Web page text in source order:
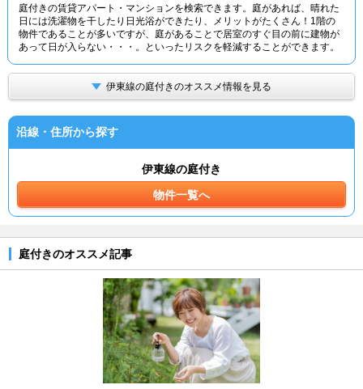
TOP
庭付きの賃貸アパート・マンションを検索できます。庭があれば、晴れた
日には洗濯物を干したり日光浴ができたり、メリットがたくさん！1階の
物件であることが多いですが、庭があることで居室のすぐ目の前に建物が
あって日が入らない・・・。といったリスクを軽減することができます。
伊東線の庭付きのオススメ情報を見る
沿線・住所から探す
伊東線の庭付き
物件一覧へ
庭付きのオススメ記事